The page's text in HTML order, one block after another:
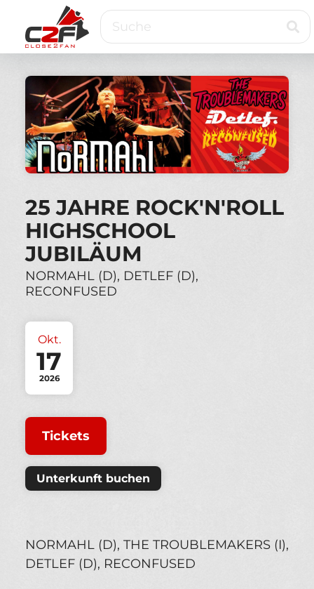
Inhalt
to
fan
VIP
ticketing
Suche
25 JAHRE ROCK'N'ROLL
HIGHSCHOOL
JUBILÄUM
NORMAHL (D), DETLEF (D),
RECONFUSED
Okt.
17
2026
Tickets
Unterkunft buchen
NORMAHL (D), THE TROUBLEMAKERS (I),
DETLEF (D), RECONFUSED